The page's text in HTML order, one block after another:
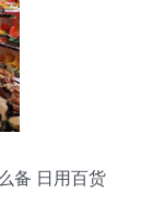
备 日用百货